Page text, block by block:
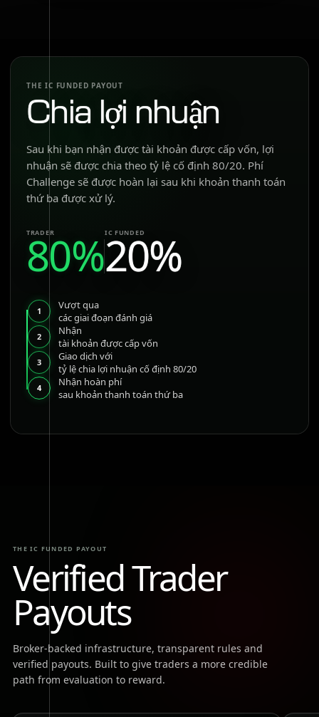
THE IC FUNDED PAYOUT
Chia lợi nhuận
Sau khi bạn nhận được tài khoản được cấp vốn, lợi
nhuận sẽ được chia theo tỷ lệ cố định 80/20. Phí
Challenge sẽ được hoàn lại sau khi khoản thanh toán
thứ ba được xử lý.
TRADER
80%IC FUNDED
20%
1
Vượt qua
các giai đoạn đánh giá
2
Nhận
tài khoản được cấp vốn
3
Giao dịch với
tỷ lệ chia lợi nhuận cố định 80/20
4
Nhận hoàn phí
sau khoản thanh toán thứ ba
THE IC FUNDED PAYOUT
Verified Trader
Payouts
Broker-backed infrastructure, transparent rules and
verified payouts. Built to give traders a more credible
path from evaluation to reward.